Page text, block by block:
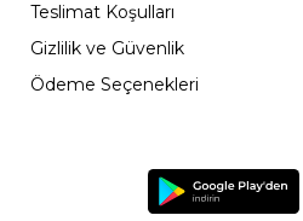
Teslimat Koşulları
Gizlilik ve Güvenlik
Ödeme Seçenekleri